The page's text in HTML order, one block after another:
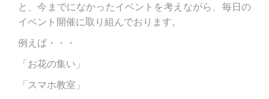
と、今までになかったイベントを考えながら、毎日の
イベント開催に取り組んでおります。
例えば・・・
「お花の集い」
「スマホ教室」